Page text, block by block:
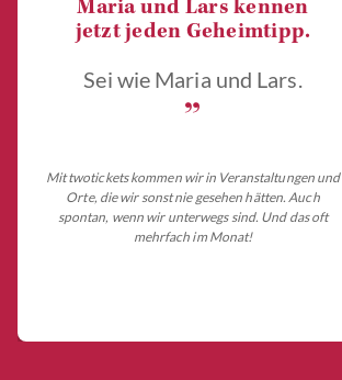
Maria und Lars kennen
jetzt jeden Geheimtipp.
Sei wie Maria und Lars.
„
Mit twotickets kommen wir in Veranstaltungen und
Orte, die wir sonst nie gesehen hätten. Auch
spontan, wenn wir unterwegs sind. Und das oft
mehrfach im Monat!